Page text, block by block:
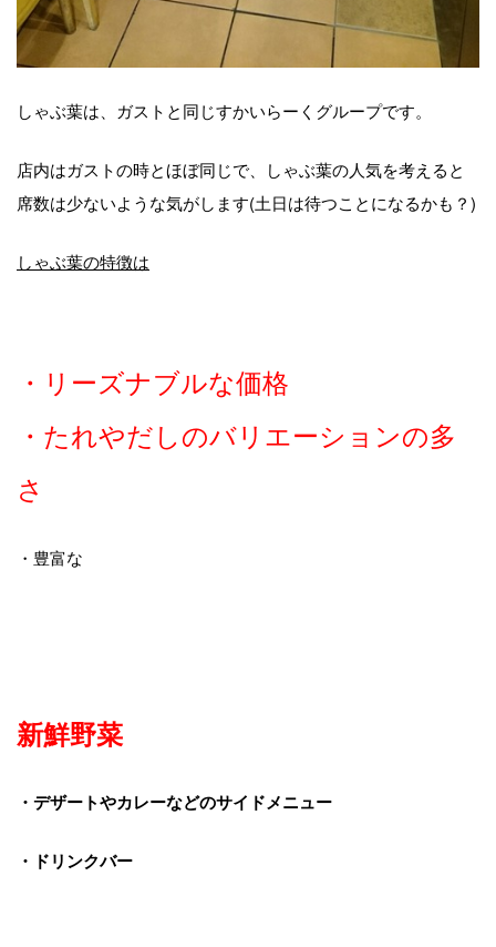
しゃぶ葉は、ガストと同じすかいらーくグループです。
店内はガストの時とほぼ同じで、しゃぶ葉の人気を考えると
席数は少ないような気がします(土日は待つことになるかも？)
しゃぶ葉の特徴は
・リーズナブルな価格
・たれやだしのバリエーションの多
さ
・豊富な
新鮮野菜
・デザートやカレーなどのサイドメニュー
・ドリンクバー